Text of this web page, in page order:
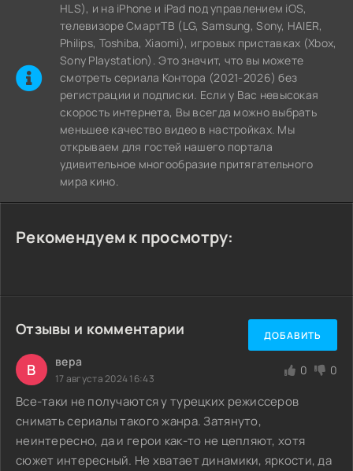
HLS), и на iPhone и iPad под управлением iOS,
телевизоре СмартТВ (LG, Samsung, Sony, HAIER,
Philips, Toshiba, Xiaomi), игровых приставках (Xbox,
Sony Playstation). Это значит, что вы можете
cмотреть сериала Контора (2021-2026) без
регистрации и подписки. Если у Вас невысокая
скорость интернета, Вы всегда можно выбрать
меньшее качество видео в настройках. Мы
открываем для гостей нашего портала
удивительное многообразие притягательного
мира кино.
Рекомендуем к просмотру:
Отзывы и комментарии ДОБАВИТЬ
В вера
17 августа 2024 16:43
0 0
Все-таки не получаются у турецких режиссеров
снимать сериалы такого жанра. Затянуто,
неинтересно, да и герои как-то не цепляют, хотя
сюжет интересный. Не хватает динамики, яркости, да